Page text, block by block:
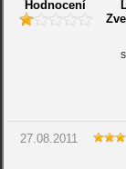
Hodnocení
27.08.2011